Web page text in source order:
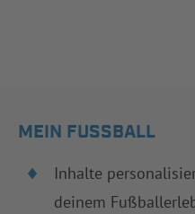
MEIN FUSSBALL
Inhalte
deinem